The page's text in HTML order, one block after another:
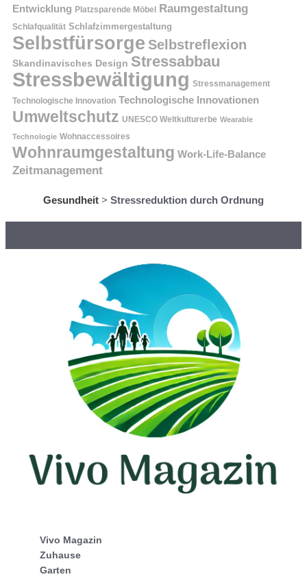
Entwicklung Platzsparende Möbel Raumgestaltung
Schlafqualität Schlafzimmergestaltung
Selbstfürsorge Selbstreflexion
Skandinavisches Design Stressabbau
Stressbewältigung Stressmanagement
Technologische Innovation Technologische Innovationen
Umweltschutz UNESCO Weltkulturerbe Wearable
Technologie Wohnaccessoires
Wohnraumgestaltung Work-Life-Balance
Zeitmanagement
Gesundheit > Stressreduktion durch Ordnung
Vivo Magazin
Zuhause
Garten